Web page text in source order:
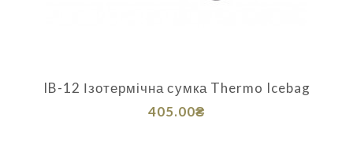
IB-12 Ізотермічна сумка Thermo Icebag
405.00₴